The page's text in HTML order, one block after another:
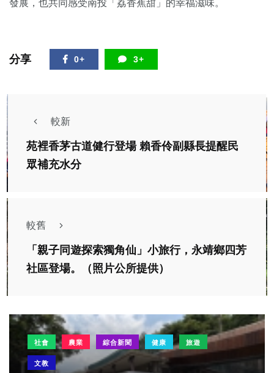
發展，也共同感受南投「荔香蕉甜」的幸福滋味。
分享 0+ 3+
較新
苑裡香茅古道健行登場 賴香伶副縣長提醒民
眾補充水分
較舊
「親子同遊探索獨角仙」小旅行，永靖鄉四芳
社區登場。（照片公所提供）
社會 農業 綜合新聞 健康 旅遊
文教